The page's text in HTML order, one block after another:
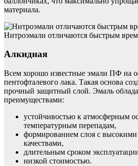
материала.
Нитроэмали отличаются быстрым
Алкидная
Всем хорошо известные эмали ПФ на
пентофталевого лака. Такая основа
прочный защитный слой. Эмаль
преимуществами:
устойчивостью к атмосферным
температурным перепадам,
формированием слоя с
качествами,
длительным сроком
низкой стоимостью.